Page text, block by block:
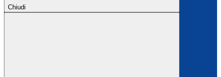
Chiudi